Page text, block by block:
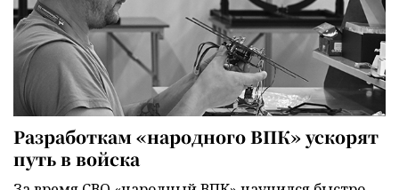
Разработкам «народного ВПК» ускорят
путь в войска